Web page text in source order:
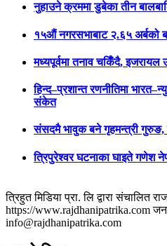
नुहाउने क्रममा डुबेका तीन
१५औं नगरसभाबाट २.६५ अर्बको
मध्यपूर्वमा तनाव चर्किँदै, इजरायल
हिन्द–प्रशान्त रणनीतिमा
संकेत
संसदमै भावुक बने गृहमन्त्री गुरुङ,
त्रिपुरेश्वर घटनाका घाइते गणेश
त्रिहुत मिडिया प्रा. लि द्वारा संचालित
https://www.rajdhanipatrika.com
info@rajdhanipatrika.com